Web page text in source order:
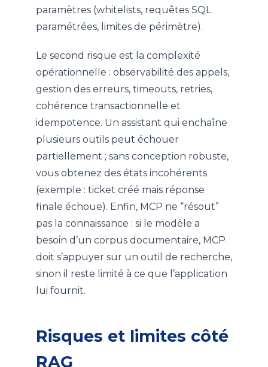
paramètres (whitelists, requêtes SQL
paramétrées, limites de périmètre).
Le second risque est la complexité
opérationnelle : observabilité des appels,
gestion des erreurs, timeouts, retries,
cohérence transactionnelle et
idempotence. Un assistant qui enchaîne
plusieurs outils peut échouer
partiellement ; sans conception robuste,
vous obtenez des états incohérents
(exemple : ticket créé mais réponse
finale échoue). Enfin, MCP ne “résout”
pas la connaissance : si le modèle a
besoin d’un corpus documentaire, MCP
doit s’appuyer sur un outil de recherche,
sinon il reste limité à ce que l’application
lui fournit.
Risques et limites côté
RAG